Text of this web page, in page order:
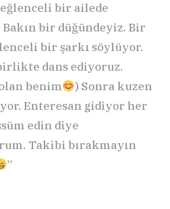
bir ailede
bir düğündeyiz. Bir
bir şarkı söylüyor.
dans ediyoruz.
benim
) Sonra kuzen
Enteresan gidiyor her
edin diye
Takibi bırakmayın
”